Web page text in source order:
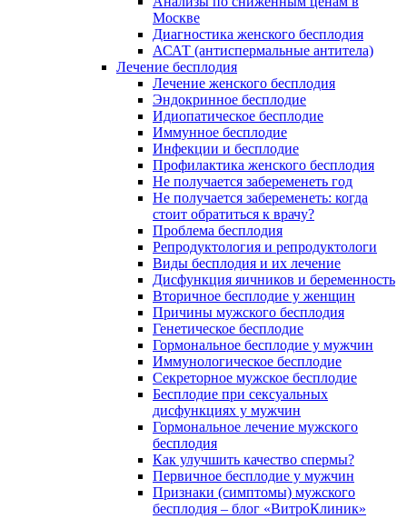
Москве
Диагностика женского бесплодия
АСАТ (антиспермальные антитела)
Лечение бесплодия
Лечение женского бесплодия
Эндокринное бесплодие
Идиопатическое бесплодие
Иммунное бесплодие
Инфекции и бесплодие
Профилактика женского бесплодия
Не получается забеременеть год
Не получается забеременеть: когда
стоит обратиться к врачу?
Проблема бесплодия
Репродуктология и репродуктологи
Виды бесплодия и их лечение
Дисфункция яичников и беременность
Вторичное бесплодие у женщин
Причины мужского бесплодия
Генетическое бесплодие
Гормональное бесплодие у мужчин
Иммунологическое бесплодие
Секреторное мужское бесплодие
Бесплодие при сексуальных
дисфункциях у мужчин
Гормональное лечение мужского
бесплодия
Как улучшить качество спермы?
Первичное бесплодие у мужчин
Признаки (симптомы) мужского
бесплодия – блог «ВитроКлиник»